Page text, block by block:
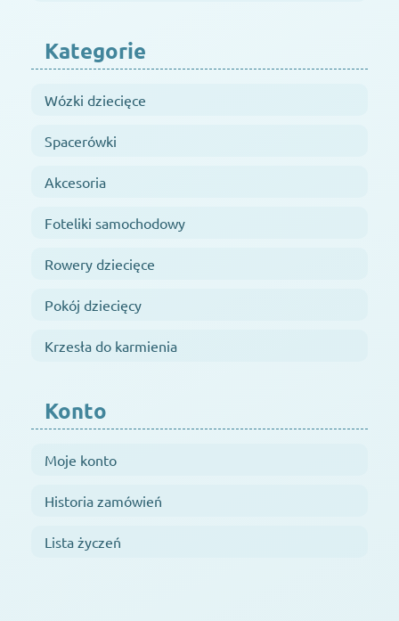
Kategorie
Wózki dziecięce
Spacerówki
Akcesoria
Foteliki samochodowy
Rowery dziecięce
Pokój dziecięcy
Krzesła do karmienia
Konto
Moje konto
Historia zamówień
Lista życzeń